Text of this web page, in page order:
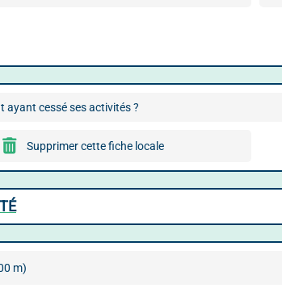
cessé ses activités ?
Supprimer cette fiche locale
m)